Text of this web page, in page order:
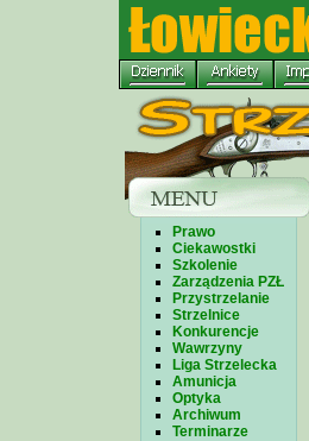
Prawo
Ciekawostki
Szkolenie
Zarządzenia PZŁ
Przystrzelanie
Strzelnice
Konkurencje
Wawrzyny
Liga Strzelecka
Amunicja
Optyka
Archiwum
Terminarze